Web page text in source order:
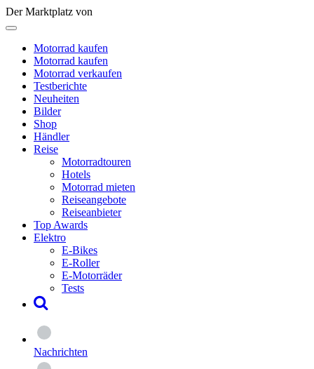
Der Marktplatz von
Motorrad kaufen
Motorrad kaufen
Motorrad verkaufen
Testberichte
Neuheiten
Bilder
Shop
Händler
Reise
Motorradtouren
Hotels
Motorrad mieten
Reiseangebote
Reiseanbieter
Top Awards
Elektro
E-Bikes
E-Roller
E-Motorräder
Tests
Nachrichten